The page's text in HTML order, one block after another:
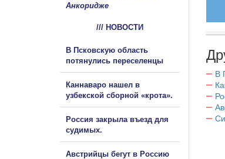
В
Анкоридже
/// НОВОСТИ
В Псковскую область
потянулись переселенцы
Каннаваро нашел в
узбекской сборной «крота».
Россия закрыла въезд для
судимых.
Австрийцы бегут в Россию